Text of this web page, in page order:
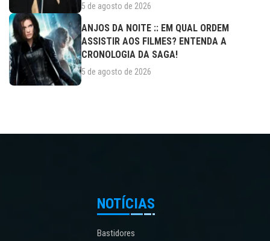
5 de agosto de 2026
ANJOS DA NOITE :: EM QUAL ORDEM
ASSISTIR AOS FILMES? ENTENDA A
CRONOLOGIA DA SAGA!
5 de agosto de 2026
NOTÍCIAS
Bastidores